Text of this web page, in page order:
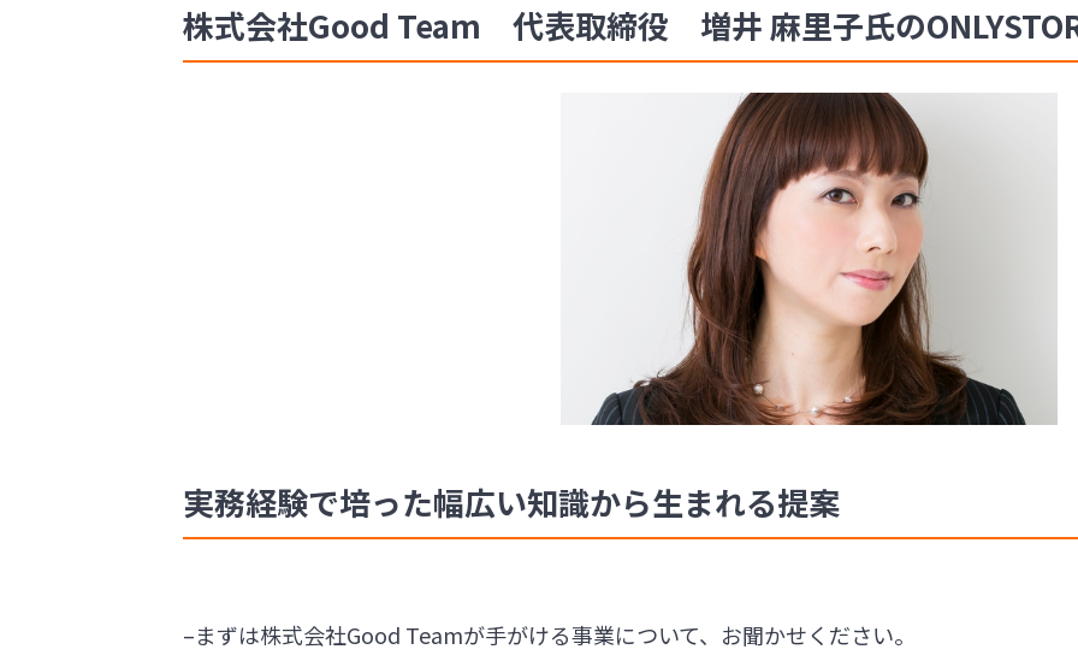
株式会社Good Team 代表取締役 増井 麻里子氏の
実務経験で培った幅広い知識から生まれる提案
–まずは株式会社Good Teamが手がける事業について、お聞かせください。